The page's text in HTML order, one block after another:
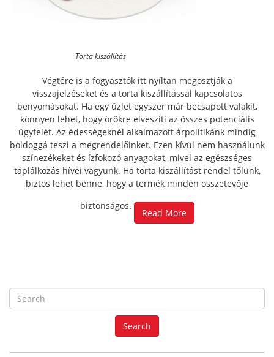
Torta kiszállítás
Végtére is a fogyasztók itt nyíltan megosztják a
visszajelzéseket és a torta kiszállítással kapcsolatos
benyomásokat. Ha egy üzlet egyszer már becsapott valakit,
könnyen lehet, hogy örökre elveszíti az összes potenciális
ügyfelét. Az édességeknél alkalmazott árpolitikánk mindig
boldoggá teszi a megrendelőinket. Ezen kívül nem használunk
színezékeket és ízfokozó anyagokat, mivel az egészséges
táplálkozás hívei vagyunk. Ha torta kiszállítást rendel tőlünk,
biztos lehet benne, hogy a termék minden összetevője
biztonságos.
Read More
e
a
r
Search